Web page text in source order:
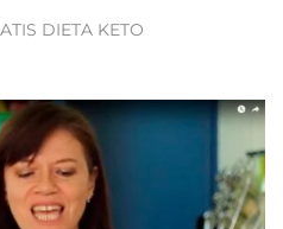
DIETA KETO